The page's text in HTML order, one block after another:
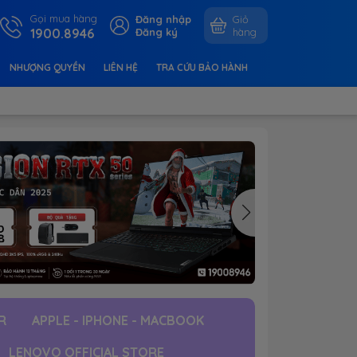
Gọi mua hàng
1900.8946
Đăng nhập
Đăng ký
Giỏ
hàng
NHƯỢNG QUYỀN LIÊN HỆ TRA CỨU BẢO HÀNH
APPLE - IPHONE - MACBOOK
LENOVO OFFICIAL STORE